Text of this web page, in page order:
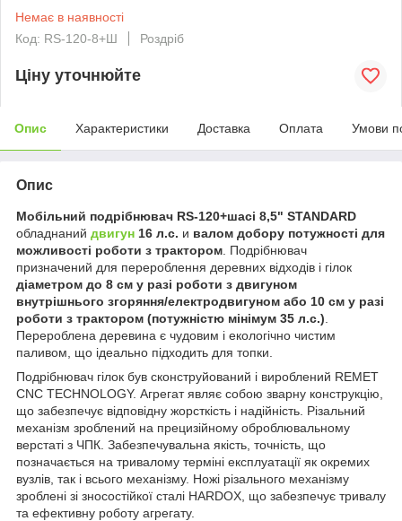
Немає в наявності
Код: RS-120-8+Ш
Роздріб
Ціну уточнюйте
Опис Характеристики Доставка Оплата Умови
Опис
Мобільний подрібнювач RS-120+шасі 8,5" STANDARD
обладнаний двигун 16 л.с. и валом добору потужності для
можливості роботи з трактором . Подрібнювач
призначений для перероблення деревних відходів і гілок
діаметром до 8 см у разі роботи з двигуном
внутрішнього згоряння/електродвигуном або 10 см у разі
роботи з трактором (потужністю мінімум 35 л.с.)
Перероблена деревина є чудовим і екологічно чистим
паливом, що ідеально підходить для топки.
Подрібнювач гілок був сконструйований і вироблений REMET
CNC TECHNOLOGY. Агрегат являє собою зварну конструкцію,
що забезпечує відповідну жорсткість і надійність. Різальний
механізм зроблений на прецизійному оброблювальному
верстаті з ЧПК. Забезпечувальна якість, точність, що
позначається на тривалому терміні експлуатації як окремих
вузлів, так і всього механізму. Ножі різального механізму
зроблені зі зносостійкої сталі HARDOX, що забезпечує тривалу
та ефективну роботу агрегату.